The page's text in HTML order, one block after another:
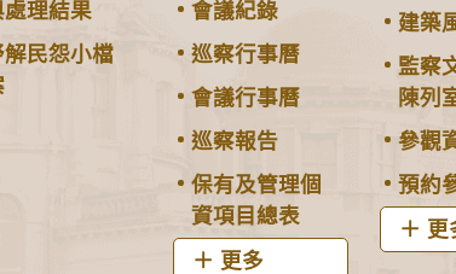
處理結果
解民怨小檔
會議紀錄
巡察行事曆
會議行事曆
巡察報告
保有及管理個
資項目總表
更多
建築
監察
陳列
參觀
預約
更